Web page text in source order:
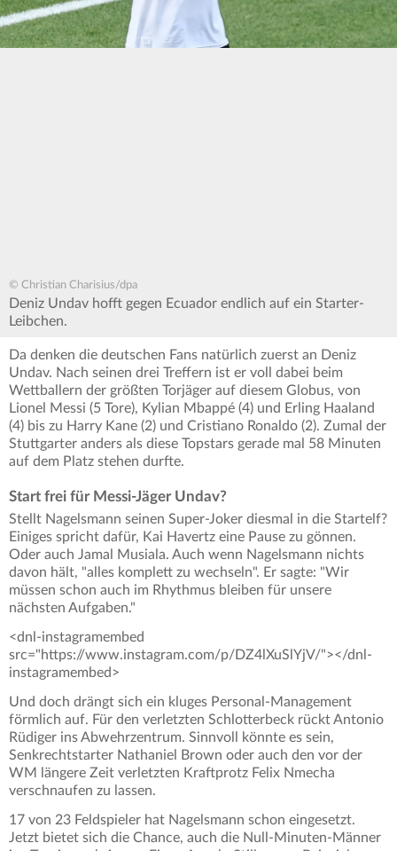
© Christian Charisius/dpa
Deniz Undav hofft gegen Ecuador endlich auf ein Starter-
Leibchen.
Da denken die deutschen Fans natürlich zuerst an Deniz
Undav. Nach seinen drei Treffern ist er voll dabei beim
Wettballern der größten Torjäger auf diesem Globus, von
Lionel Messi (5 Tore), Kylian Mbappé (4) und Erling Haaland
(4) bis zu Harry Kane (2) und Cristiano Ronaldo (2). Zumal der
Stuttgarter anders als diese Topstars gerade mal 58 Minuten
auf dem Platz stehen durfte.
Start frei für Messi-Jäger Undav?
Stellt Nagelsmann seinen Super-Joker diesmal in die Startelf?
Einiges spricht dafür, Kai Havertz eine Pause zu gönnen.
Oder auch Jamal Musiala. Auch wenn Nagelsmann nichts
davon hält, "alles komplett zu wechseln". Er sagte: "Wir
müssen schon auch im Rhythmus bleiben für unsere
nächsten Aufgaben."
<dnl-instagramembed
src="https://www.instagram.com/p/DZ4lXuSlYjV/"></dnl-
instagramembed>
Und doch drängt sich ein kluges Personal-Management
förmlich auf. Für den verletzten Schlotterbeck rückt Antonio
Rüdiger ins Abwehrzentrum. Sinnvoll könnte es sein,
Senkrechtstarter Nathaniel Brown oder auch den vor der
WM längere Zeit verletzten Kraftprotz Felix Nmecha
verschnaufen zu lassen.
17 von 23 Feldspieler hat Nagelsmann schon eingesetzt.
Jetzt bietet sich die Chance, auch die Null-Minuten-Männer